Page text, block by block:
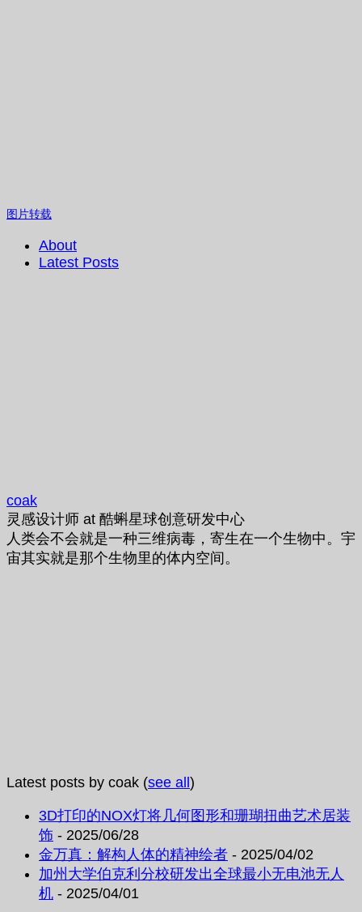
图片转载
About
Latest Posts
coak
灵感设计师 at 酷蝌星球创意研发中心
人类会不会就是一种三维病毒，寄生在一个生物中。宇
宙其实就是那个生物里的体内空间。
Latest posts by coak (see all)
3D打印的NOX灯将几何图形和珊瑚扭曲艺术居装
饰 - 2025/06/28
金万真：解构人体的精神绘者 - 2025/04/02
加州大学伯克利分校研发出全球最小无电池无人
机 - 2025/04/01